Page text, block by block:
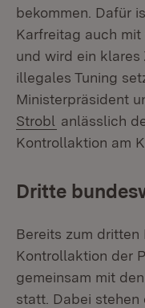
bekommen. Dafür
Karfreitag auch
und wird ein klares
illegales Tuning
Ministerpräsident
Strobl anlässlich
Kontrollaktion am
Dritte
Bereits zum
Kontrollaktion der
gemeinsam mit
statt. Dabei